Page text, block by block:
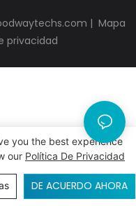
| Mapa
privacidad
you the best experience
our Política De Privacidad
DE ACUERDO AHORA